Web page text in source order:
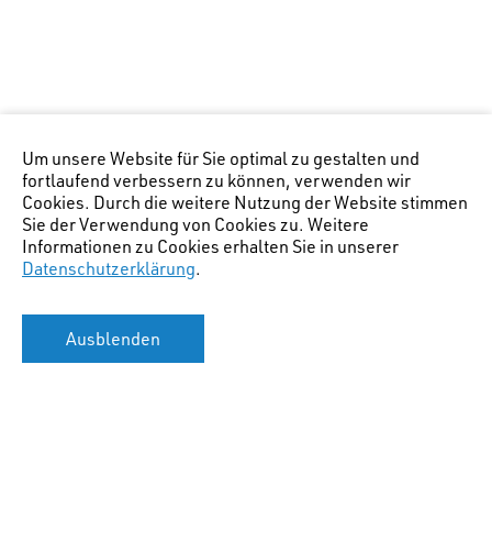
Um unsere Website für Sie optimal zu gestalten und
fortlaufend verbessern zu können, verwenden wir
Cookies. Durch die weitere Nutzung der Website stimmen
Sie der Verwendung von Cookies zu. Weitere
Informationen zu Cookies erhalten Sie in unserer
Datenschutzerklärung.
Ausblenden